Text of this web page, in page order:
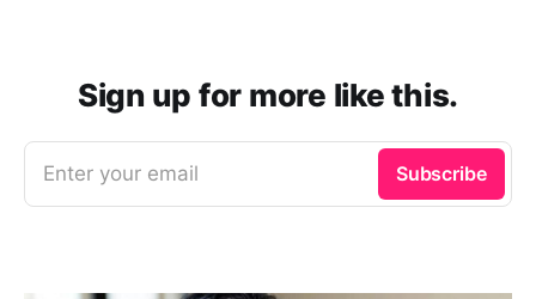
Sign up for more like this.
Enter your email Subscribe